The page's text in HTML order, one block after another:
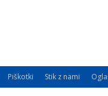
Piškotki Stik z nami